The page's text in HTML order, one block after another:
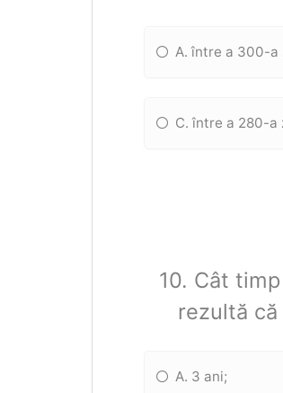
A. între a 300-a
C. între a 280-a
10. Cât
rezultă
A. 3 ani;